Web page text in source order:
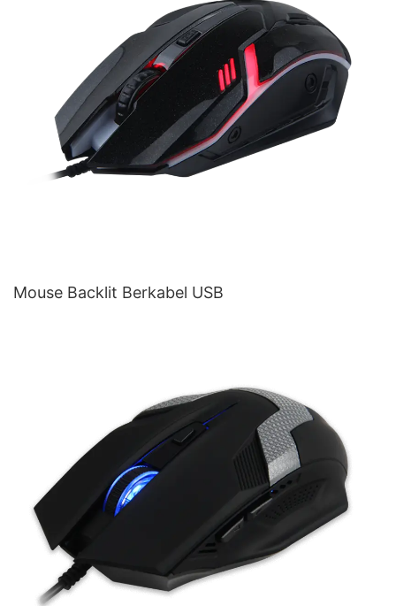
Mouse Backlit Berkabel USB